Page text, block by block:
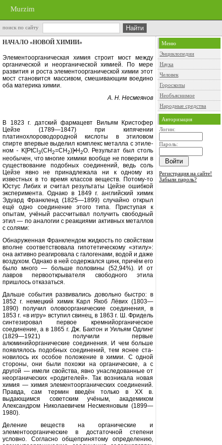
Murzim
поиск по сайту
НАЧАЛО «НОВОЙ ХИМИИ»
Элементоорганическая химия строит мост между
органической и неорганической химией. По ме­ре
развития и роста элементоорганической химии этот
мост ста­новится массивом, смешивающим воедино
оба материка химии.
А. Н. Несмеянов
В 1823 г. датский фармацевт Вильям Кристофер
Цейзе (1789—1847) при кипячении
платинохлороводородной кислоты в этиловом
спирте впервые выделил комплекс металла с этиле­
ном - K[PtCl 3(CH2=CH2)]•Н2О. Результат был столь
необычен, что многие химики вообще не поверили в
суще­ствование подобных соединений, ведь соль
Цейзе явно не принадлежала ни к одному из
известных в то время классов веществ. Потому-то
Юстус Либих и считал результаты Цейзе ошибкой
эксперимента. Однако в 1849 г. английский химик
Эдуард Франкленд (1825—1899) случайно открыл
ещё одно соединение этого типа. Приступая к
опытам, учёный рассчитывал получить свободный
этил — по аналогии с реакциями ак­тивных металлов
с солями:
Обнаруженная Франклендом жид­кость по свойствам
вполне соответст­вовала гипотетическому «этилу»:
она активно реагировала с галогенами, во­дой и даже
воздухом. Однако в ней со­держался цинк, причём его
было мно­го — больше половины (52,94%).
И от
лавров первооткрывателя свободного этила
пришлось отказаться.
Дальше события развивались до­вольно быстро: в
1852 г. немецкий хи­мик Карл Якоб Лёвих (1803—
1890) по­лучил оловоорганические соединения, в
1853 г. «в игру» вступил свинец, в 1863 г. Ш. Фридель
синтезировал пер­вое кремнийорганическое
соедине­ние, а в 1865 г. Дж. Бактон и Уильям Одлинг
(1829—1921) получили пер­вые
алюминийорганические соеди­нения. И чем больше
появлялось подобных соединений, тем яснее ста­
новилось их особое положение в хи­мии. С одной
стороны, они были по­хожи на органические, а с
другой — имели свойства, явно унаследован­ные от
неорганических «родителей». Так возникала новая
химия — химия элементоорганических соединений.
Правда, сам термин введён только в XXв.
выдающимся советским учёным, академиком
Александром Николаеви­чем Несмеяновым (1899—
1980).
Деление веществ на органические и
элементоорганические в достаточ­ной степени
условно. Согласно обще­принятому определению,
Меню
Энциклопедии
Наука
Человек
Гороскопы
Необъяснимое
Народные средства
Авторизация
Логин:
Пароль:
Регистрация на сайте!
Забыли пароль?